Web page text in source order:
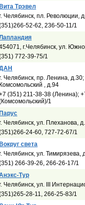
Вита Трэвел
Челябинск, пл. Революции,
52-62, 236-50-11/1
г.Челябинск, ул.
772-39-75/1
Челябинск, пр. Ленина,
Комсомольский , д.94
(351) 211-38-38 (Ленина);
1
Парус
Челябинск, ул. Плеханова,
24-60, 727-72-67/1
Вокруг света
Челябинск, ул. Тимирязева,
266-39-26, 266-26-17/1
Тур
Челябинск, ул. III
28-11, 266-25-83/1